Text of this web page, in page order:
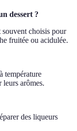
dessert ?
choisis pour
fruitée ou acidulée.
température
arômes.
des liqueurs